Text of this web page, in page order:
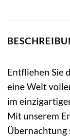
Entfliehen Sie
eine Welt
im
Mit unserem
Übernachtung